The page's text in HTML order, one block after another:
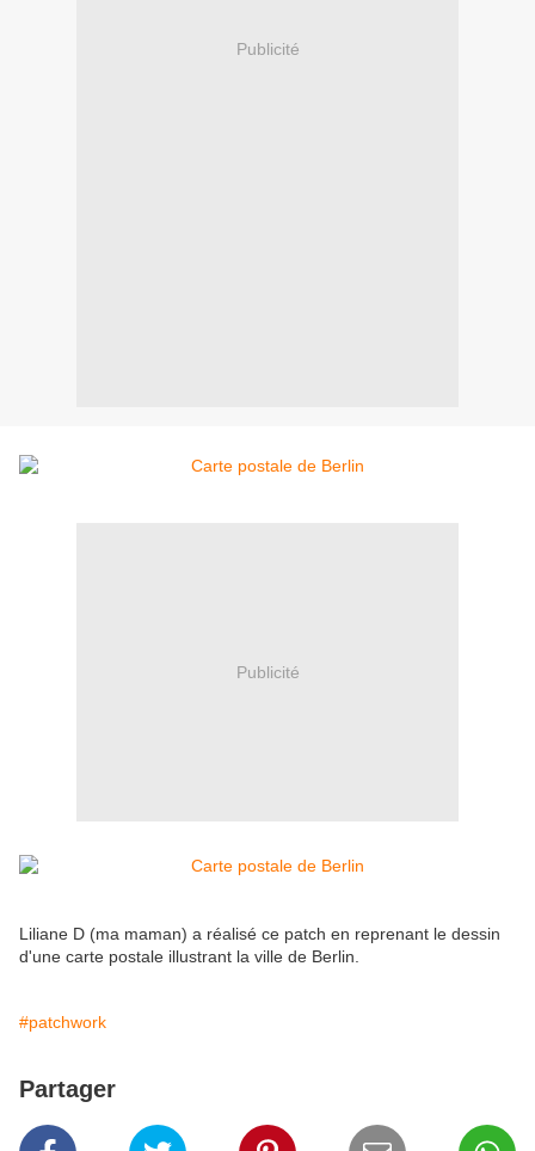
Publicité
Publicité
Liliane D (ma maman) a réalisé ce patch en reprenant le dessin
d'une carte postale illustrant la ville de Berlin.
#patchwork
Partager